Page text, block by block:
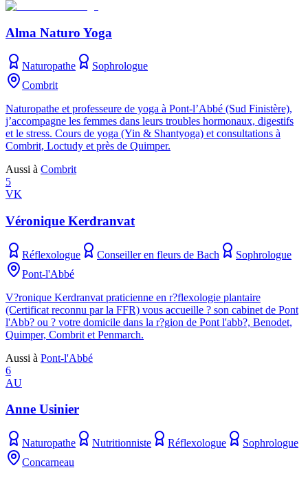
Alma Naturo Yoga
Naturopathe
Sophrologue
Combrit
Naturopathe et professeure de yoga à Pont-l’Abbé (Sud Finistère),
j’accompagne les femmes dans leurs troubles hormonaux, digestifs
et le stress. Cours de yoga (Yin & Shantyoga) et consultations à
Combrit, Loctudy et près de Quimper.
Aussi à Combrit
5
VK
Véronique Kerdranvat
Réflexologue Conseiller en fleurs de Bach
Sophrologue
Pont-l'Abbé
V?ronique Kerdranvat praticienne en r?flexologie plantaire
(Certificat reconnu par la FFR) vous accueille ? son cabinet de Pont
l'Abb? ou ? votre domicile dans la r?gion de Pont l'abb?, Benodet,
Quimper, Combrit et Penmarch.
Aussi à Pont-l'Abbé
6
AU
Anne Usinier
Naturopathe Nutritionniste Réflexologue
Sophrologue
Concarneau